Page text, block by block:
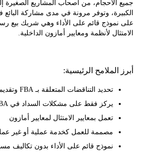
من أصحاب المشاريع الصغيرة إلى
وتوفر مرونة في مدى مشاركة البائع في
قائم على الأداء وهي شريك بيع رسمي
لأنظمة ومعايير أمازون الداخلية.
الرئيسية:
تحديد التناقضات المتعلقة بـ FBA وتقديم المطالبات
يركز فقط على مشكلات السداد في Amazon FBA
تعمل بمعايير الامتثال لمعايير أمازون
مصممة للعمل كخدمة عملية أو غير عملية
نموذج قائم على الأداء بدون تكاليف مسبقة